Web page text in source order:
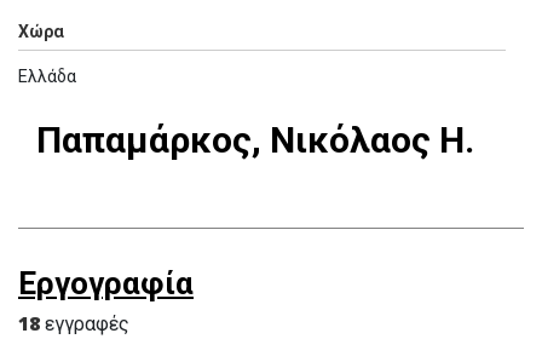
Χώρα
Ελλάδα
Παπαμάρκος, Νικόλαος Η.
Εργογραφία
18 εγγραφές